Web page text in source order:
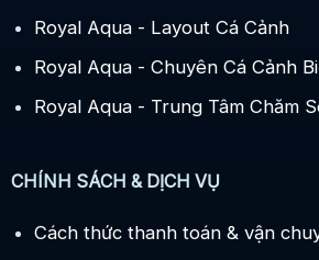
Royal Aqua - Layout Cá Cảnh
Royal Aqua - Chuyên Cá Cảnh
Royal Aqua - Trung Tâm Chăm
CHÍNH SÁCH & DỊCH VỤ
Cách thức thanh toán & vận